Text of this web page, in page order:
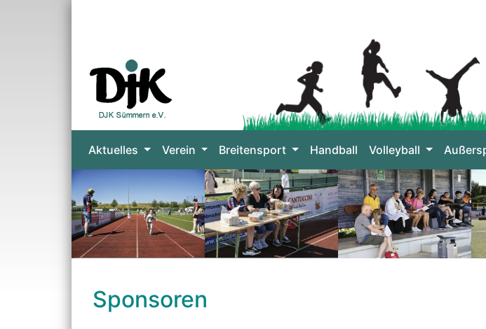
Aktuelles Verein Breitensport Handball Volleyball
Sponsoren